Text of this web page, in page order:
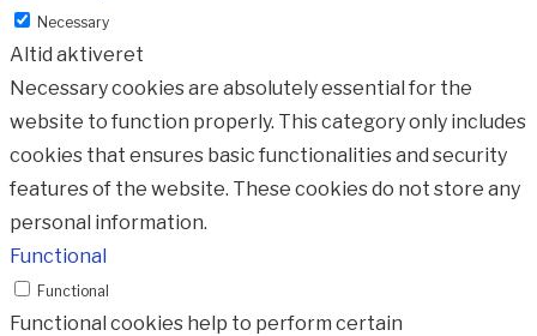
Necessary
Altid aktiveret
Necessary cookies are absolutely essential for the
website to function properly. This category only includes
cookies that ensures basic functionalities and security
features of the website. These cookies do not store any
personal information.
Functional
Functional
Functional cookies help to perform certain